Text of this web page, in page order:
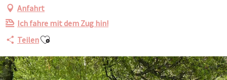
Anfahrt
Ich fahre mit dem Zug hin!
TeilenAjouter aux favoris